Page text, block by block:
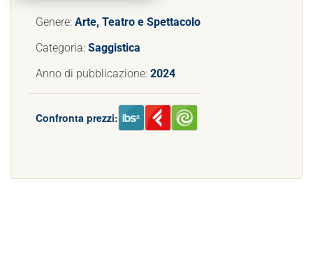
Genere: Arte, Teatro e Spettacolo
Categoria: Saggistica
Anno di pubblicazione: 2024
Confronta prezzi: